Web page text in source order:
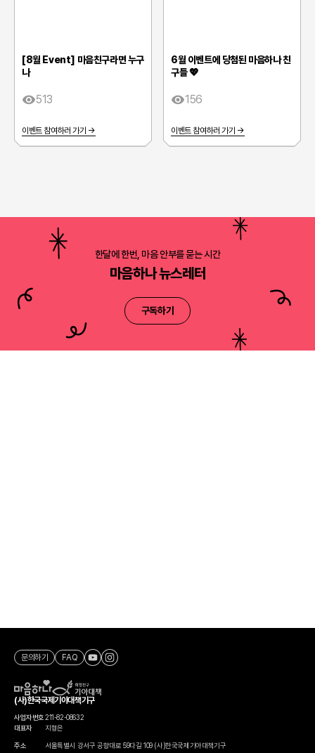
[8월 Event] 마음친구라면 누구
나
513
이벤트 참여하러 가기 →
6월 이벤트에 당첨된 마음하나 친
구들 💖
156
이벤트 참여하러 가기 →
한달에 한번, 마음 안부를 묻는 시간
마음하나 뉴스레터
구독하기
(사)한국국제기아대책기구
사업자번호211-82-08632
대표자
지형은
주소
서울특별시 강서구 공항대로 59다길 109 (사)한국국제기아대책기구
문의하기 FAQ